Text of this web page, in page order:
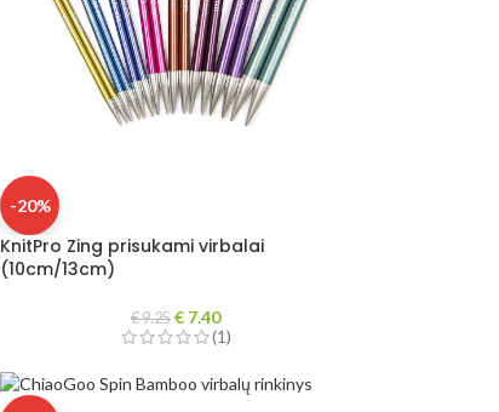
-20%
KnitPro Zing prisukami virbalai
(10cm/13cm)
€9.25 € 7.40
(1)